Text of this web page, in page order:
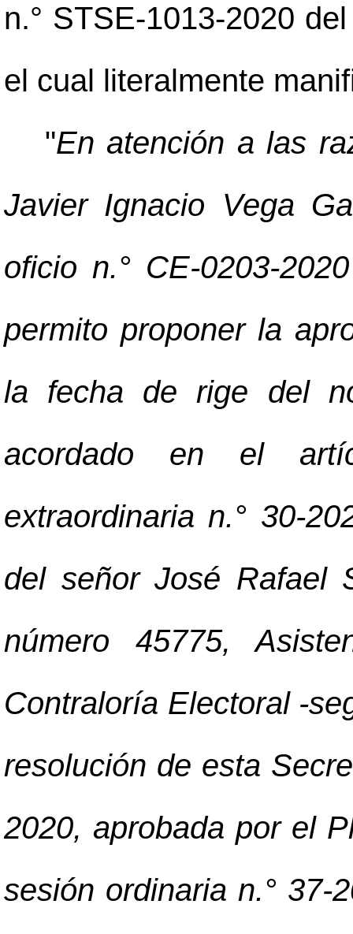
n.° STSE-1013-2020
el cual literalmente
"En atención a las
Javier Ignacio Vega
oficio n.° CE-0203-
permito proponer la
la fecha de rige del
acordado en el
extraordinaria n.° 30-
del señor José Rafael
número 45775,
Contraloría Electoral -
resolución de esta
2020, aprobada por el
sesión ordinaria n.° 37-